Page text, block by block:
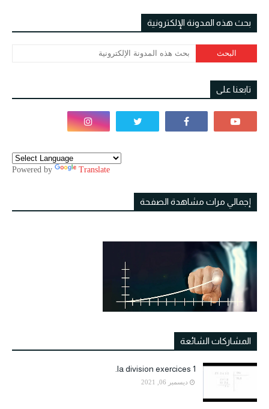
بحث هذه المدونة الإلكترونية
تابعنا على
Powered by Translate
إجمالي مرات مشاهدة الصفحة
المشاركات الشائعة
la division exercices 1.
ديسمبر 06, 2021